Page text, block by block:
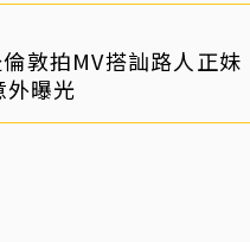
敦拍MV搭訕路人正妹
外曝光